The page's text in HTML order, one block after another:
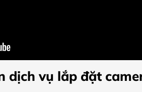
dịch vụ lắp đặt